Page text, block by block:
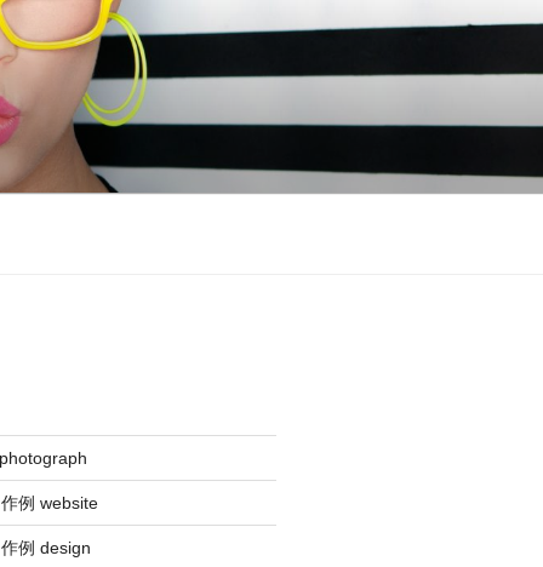
例 website
例 design